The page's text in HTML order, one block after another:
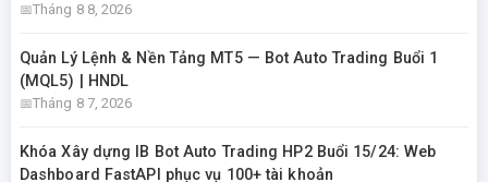
Tháng 8 8, 2026
Quản Lý Lệnh & Nền Tảng MT5 — Bot Auto Trading Buổi 1
(MQL5) | HNDL
Tháng 8 7, 2026
Khóa Xây dựng IB Bot Auto Trading HP2 Buổi 15/24: Web
Dashboard FastAPI phục vụ 100+ tài khoản